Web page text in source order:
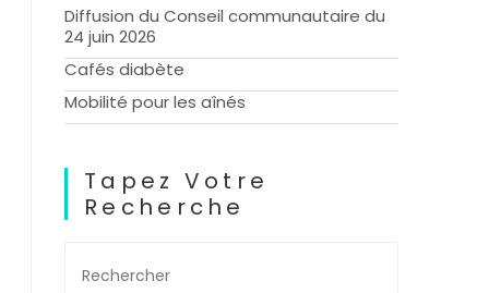
Diffusion du Conseil communautaire du
24 juin 2026
Cafés diabète
Mobilité pour les aînés
Tapez Votre
Recherche